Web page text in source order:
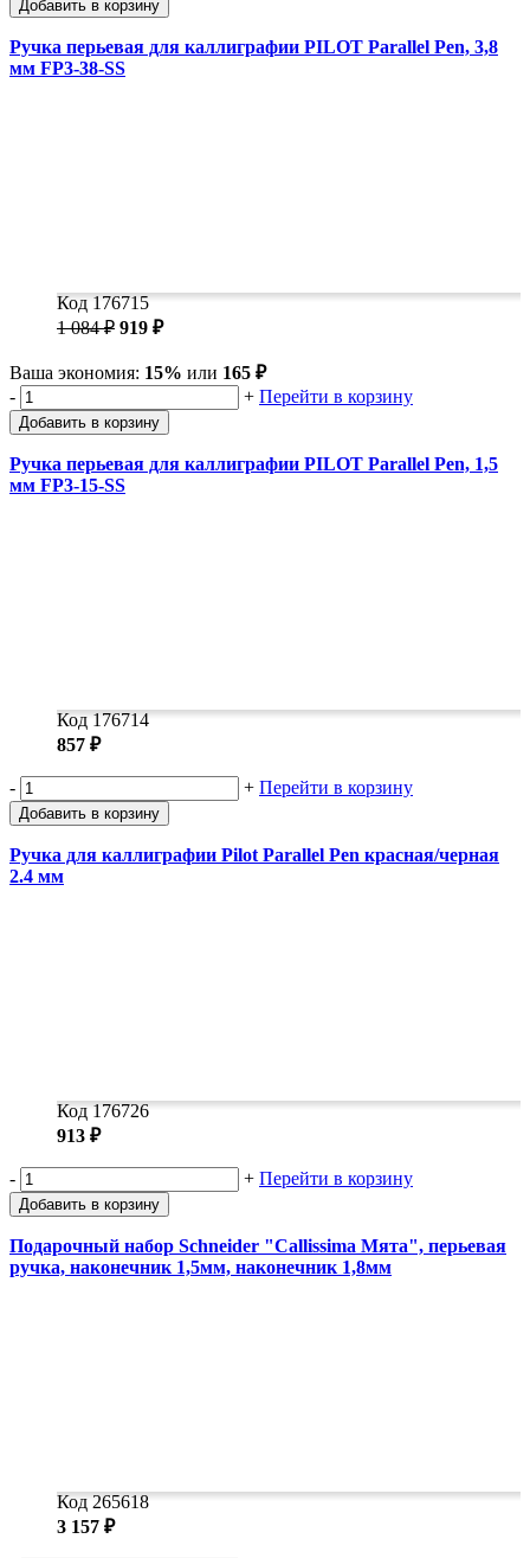
Добавить в корзину
Ручка перьевая для каллиграфии PILOT Parallel Pen, 3,8
мм FP3-38-SS
Код 176715
1 084 ₽ 919 ₽
Ваша экономия: 15% или 165 ₽
-
+ Перейти в корзину
Добавить в корзину
Ручка перьевая для каллиграфии PILOT Parallel Pen, 1,5
мм FP3-15-SS
Код 176714
857 ₽
- + Перейти в корзину
Добавить в корзину
Ручка для каллиграфии Pilot Parallel Pen красная/черная
2.4 мм
Код 176726
913 ₽
- + Перейти в корзину
Добавить в корзину
Подарочный набор Schneider "Callissima Мята", перьевая
ручка, наконечник 1,5мм, наконечник 1,8мм
Код 265618
3 157 ₽